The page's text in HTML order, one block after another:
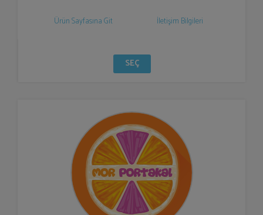
Ürün Sayfasına Git İletişim Bilgileri
SEÇ